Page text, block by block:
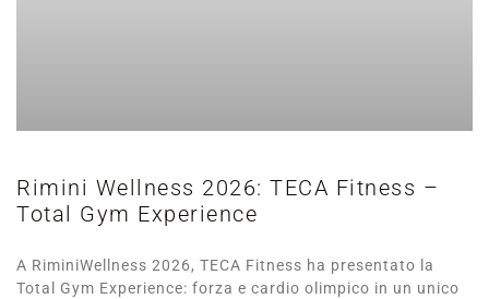
Rimini Wellness 2026: TECA Fitness –
Total Gym Experience
A RiminiWellness 2026, TECA Fitness ha presentato la
Total Gym Experience: forza e cardio olimpico in un unico